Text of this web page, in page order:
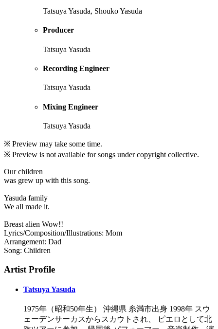
Tatsuya Yasuda, Shouko Yasuda
Producer
Tatsuya Yasuda
Recording Engineer
Tatsuya Yasuda
Mixing Engineer
Tatsuya Yasuda
※ Preview may take some time.
※ Preview is not available for songs under copyright collective.
Our children
was grew up with this song.
Yasuda family
We all made it.
Breast alien Wow!!
Lyrics/Composition/Illustrations: Mom
Arrangement: Dad
Song: Children
Artist Profile
Tatsuya Yasuda
1975年（昭和50年生） 沖縄県 糸満市出身 1998年 スウ
ェーデンサーカスからスカウトされ、 ピエロとして北